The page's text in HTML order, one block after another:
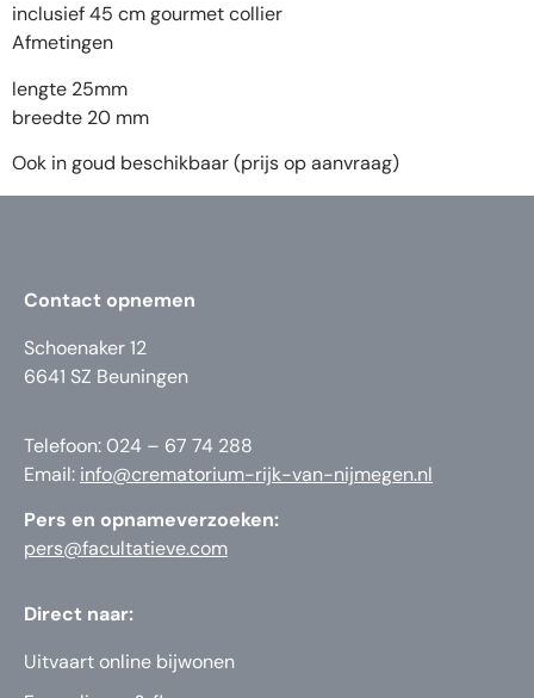
inclusief 45 cm gourmet collier
Afmetingen
lengte 25mm
breedte 20 mm
Ook in goud beschikbaar (prijs op aanvraag)
Contact opnemen
Schoenaker 12
6641 SZ Beuningen
Telefoon: 024 – 67 74 288
Email: info@crematorium-rijk-van-nijmegen.nl
Pers en opnameverzoeken:
pers@facultatieve.com
Direct naar:
Uitvaart online bijwonen